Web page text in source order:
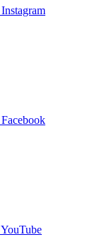
Instagram
Facebook
YouTube